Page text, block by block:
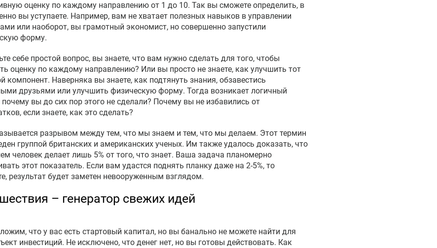
оценку по каждому направлению от 1 до 10. Так вы сможете определить, в
вы уступаете. Например, вам не хватает полезных навыков в управлении
или наоборот, вы грамотный экономист, но совершенно запустили
форму.
себе простой вопрос, вы знаете, что вам нужно сделать для того, чтобы
оценку по каждому направлению? Или вы просто не знаете, как улучшить тот
компонент. Наверняка вы знаете, как подтянуть знания, обзавестись
друзьями или улучшить физическую форму. Тогда возникает логичный
почему вы до сих пор этого не сделали? Почему вы не избавились от
если знаете, как это сделать?
разрывом между тем, что мы знаем и тем, что мы делаем. Этот термин
группой британских и американских ученых. Им также удалось доказать, что
человек делает лишь 5% от того, что знает. Ваша задача планомерно
этот показатель. Если вам удастся поднять планку даже на 2-5%, то
результат будет заметен невооруженным взглядом.
– генератор свежих идей
что у вас есть стартовый капитал, но вы банально не можете найти для
инвестиций. Не исключено, что денег нет, но вы готовы действовать. Как